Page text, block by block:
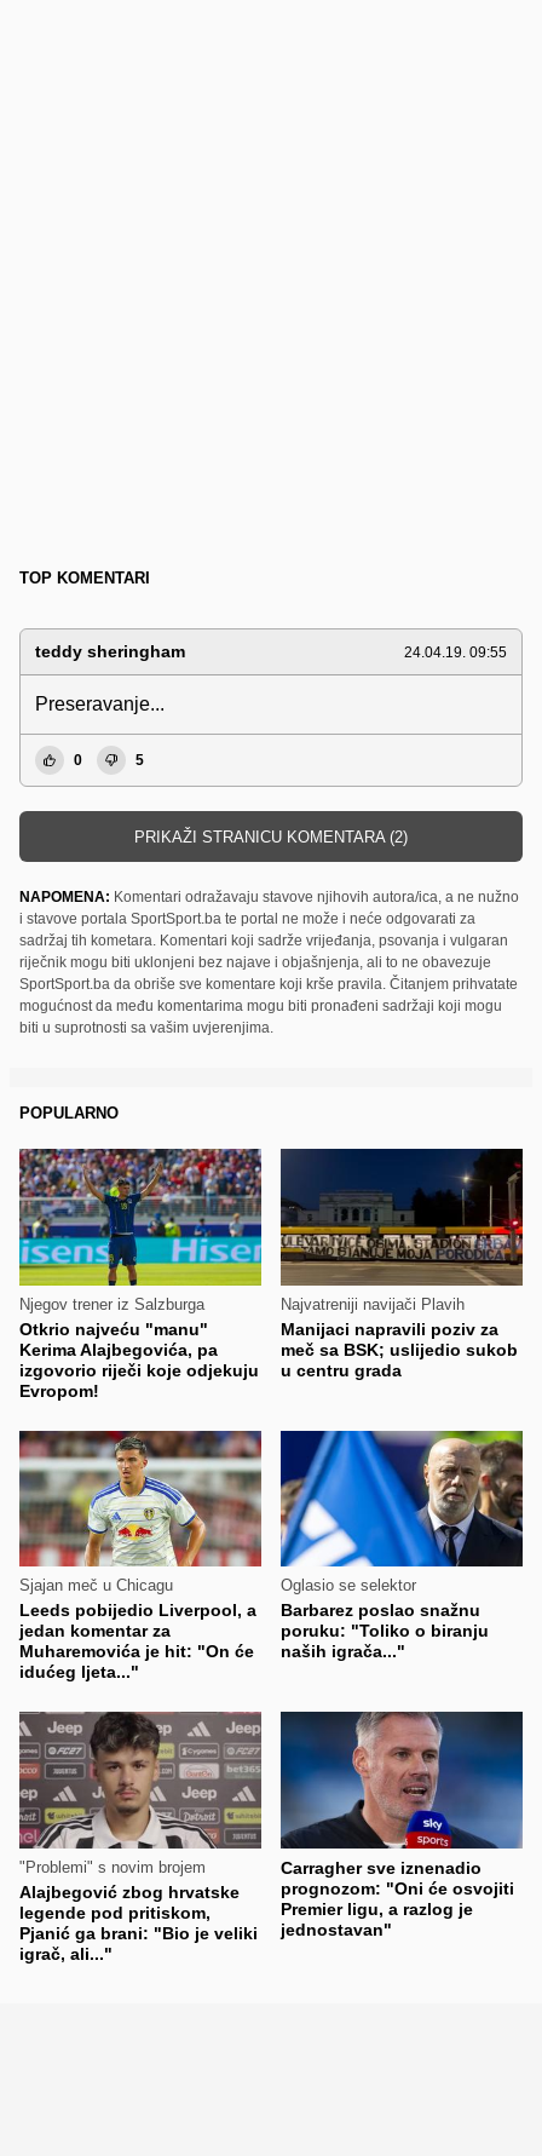
TOP KOMENTARI
teddy sheringham 24.04.19. 09:55
Preseravanje...
0 5
PRIKAŽI STRANICU KOMENTARA (2)
NAPOMENA: Komentari odražavaju stavove njihovih autora/ica, a ne nužno
i stavove portala SportSport.ba te portal ne može i neće odgovarati za
sadržaj tih kometara. Komentari koji sadrže vrijeđanja, psovanja i vulgaran
riječnik mogu biti uklonjeni bez najave i objašnjenja, ali to ne obavezuje
SportSport.ba da obriše sve komentare koji krše pravila. Čitanjem prihvatate
mogućnost da među komentarima mogu biti pronađeni sadržaji koji mogu
biti u suprotnosti sa vašim uvjerenjima.
POPULARNO
Njegov trener iz Salzburga
Otkrio najveću "manu"
Kerima Alajbegovića, pa
izgovorio riječi koje odjekuju
Evropom!
Najvatreniji navijači Plavih
Manijaci napravili poziv za
meč sa BSK; uslijedio sukob
u centru grada
Sjajan meč u Chicagu
Leeds pobijedio Liverpool, a
jedan komentar za
Muharemovića je hit: "On će
idućeg ljeta..."
Oglasio se selektor
Barbarez poslao snažnu
poruku: "Toliko o biranju
naših igrača..."
"Problemi" s novim brojem
Alajbegović zbog hrvatske
legende pod pritiskom,
Pjanić ga brani: "Bio je veliki
igrač, ali..."
Carragher sve iznenadio
prognozom: "Oni će osvojiti
Premier ligu, a razlog je
jednostavan"